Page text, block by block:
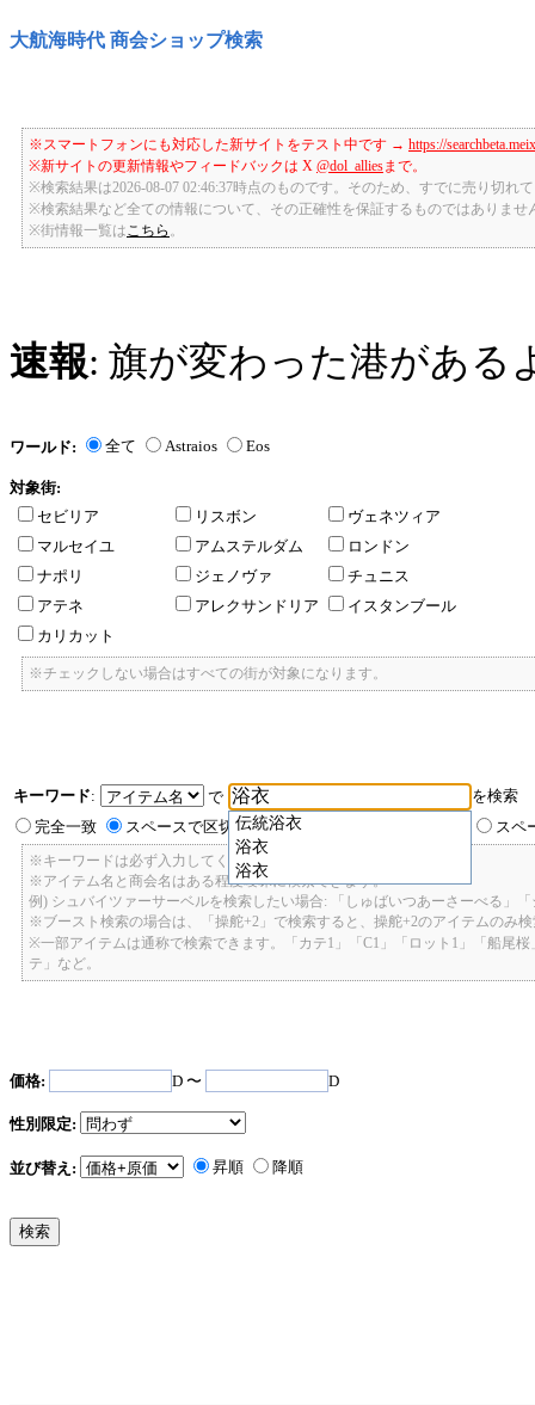
大航海時代 商会ショップ検索
※スマートフォンにも対応した新サイトをテスト中です → https://
※新サイトの更新情報やフィードバックは X @dol_alliesまで。
※検索結果は2026-08-07 02:46:37時点のものです。そのため、すでに売り切れ
※検索結果など全ての情報について、その正確性を保証するものではありませ
※街情報一覧は こちら
速報: 旗が変わった港がある
ワールド: 全て Astraios Eos
対象街:
セビリア
リスボン
ヴェネツィア
マルセイユ
アムステルダム
ロンドン
ナポリ
ジェノヴァ
チュニス
アテネ
アレクサンドリア
イスタンブール
カリカット
※チェックしない場合はすべての街が対象になります。
キーワード:
で
伝統浴衣
浴衣
浴衣
を検索
完全一致
スペースで区切ったキーワードのいずれかを含む スペ
※キーワードは必ず入力してください。
※アイテム名と商会名はある程度曖昧に検索できます。
例) シュバイツァーサーベルを検索したい場合: 「しゅばいつあーさーべる」
※ブースト検索の場合は、「操舵+2」で検索すると、操舵+2のアイテムのみ
※一部アイテムは通称で検索できます。「カテ1」「C1」「ロット1」「船尾
テ」など。
価格: D 〜 D
性別限定:
並び替え: 昇順 降順